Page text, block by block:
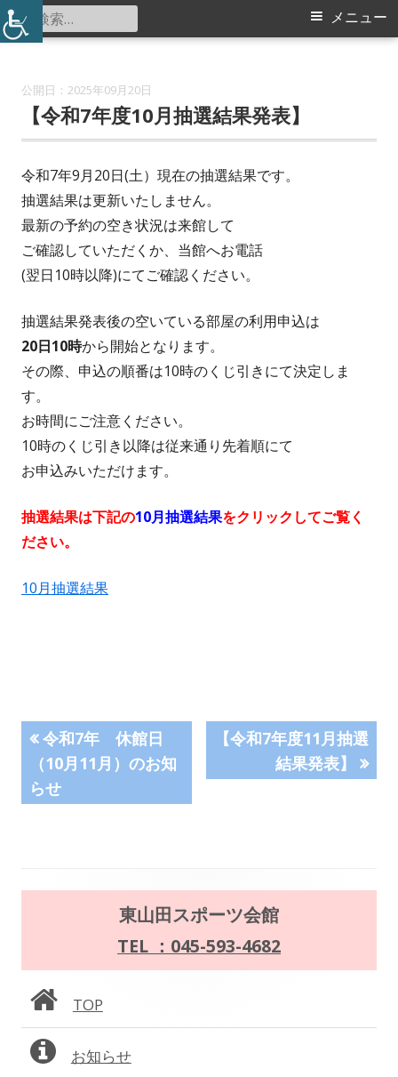
コ
ン
東山田スポーツ会館
メ
メニュー
検
索:
2025年09月20日
【令和7年度10月抽選結果発表】
令和7年9月20日(土）現在の抽選結果です。
抽選結果は更新いたしません。
最新の予約の空き状況は来館して
ご確認していただくか、当館へお電話
(翌日10時以降)にてご確認ください。
抽選結果発表後の空いている部屋の利用申込は
20日10時から開始となります。
その際、申込の順番は10時のくじ引きにて決定しま
す。
お時間にご注意ください。
10時のくじ引き以降は従来通り先着順にて
お申込みいただけます。
抽選結果は下記の10月抽選結果をクリックしてご覧く
ださい。
10月抽選結果
投
稿
ゲ
シ
ョ
ン
前
の
記
令和7年 休館日
（10月11月）のお知
らせ
次
【令和7年度11月抽選
結果発表】
ン
サ
イ
東山田スポーツ会館
TEL ：045-593-4682
TOP
お知らせ